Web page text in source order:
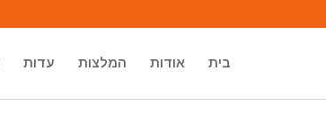
בית אודות המלצות עדות